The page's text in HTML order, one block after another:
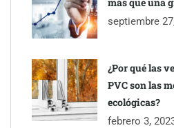
Perfumería Laura incorpora
septiembre
¿Por qué las
PVC son las
ecológicas?
febrero 3,